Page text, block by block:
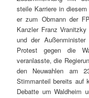
steile Karriere in
er zum Obmann der
Kanzler Franz
und der
Protest gegen die
veranlasste, die
den Neuwahlen am
Stimmanteil bereits auf
Debatte um Waldheim